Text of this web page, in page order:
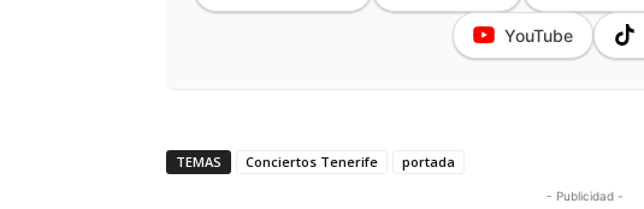
YouTube
TEMAS Conciertos Tenerife portada
- Publicidad -